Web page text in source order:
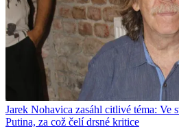
Jarek Nohavica zasáhl citlivé téma: Ve
Putina, za což čelí drsné kritice